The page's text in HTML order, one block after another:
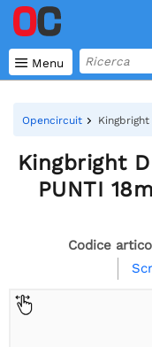
 Menu
Opencircuit Kingbright
Kingbright
PUNTI
Codice